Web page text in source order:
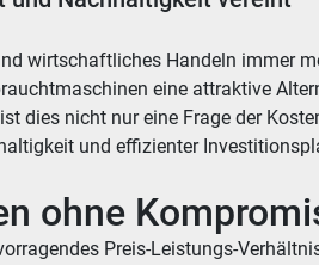
wirtschaftliches Handeln immer
eine attraktive
dies nicht nur eine Frage der
und effizienter
ohne
Preis-Leistungs-